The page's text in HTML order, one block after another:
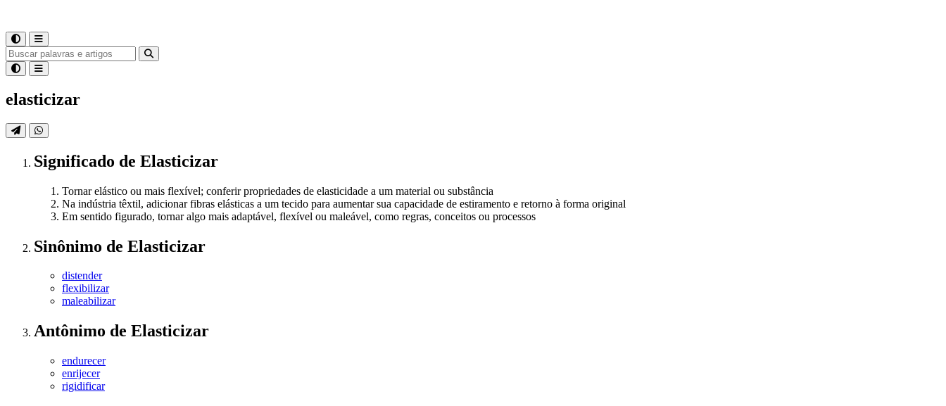
elasticizar
Significado de Elasticizar
Tornar elástico ou mais flexível; conferir propriedades de elasticidade a um material ou substância
Na indústria têxtil, adicionar fibras elásticas a um tecido para aumentar sua capacidade de estiramento e retorno à forma original
Em sentido figurado, tornar algo mais adaptável, flexível ou maleável, como regras, conceitos ou processos
Sinônimo de Elasticizar
distender
flexibilizar
maleabilizar
Antônimo de Elasticizar
endurecer
enrijecer
rigidificar